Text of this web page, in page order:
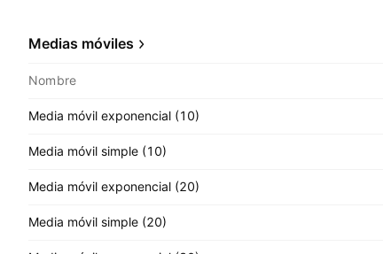
Medias móviles
Nombre
Media móvil exponencial (10)
Media móvil simple (10)
Media móvil exponencial (20)
Media móvil simple (20)